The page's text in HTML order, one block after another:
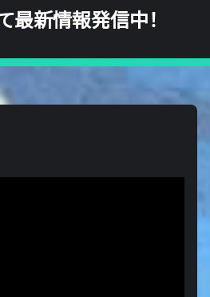
最新情報発信中！